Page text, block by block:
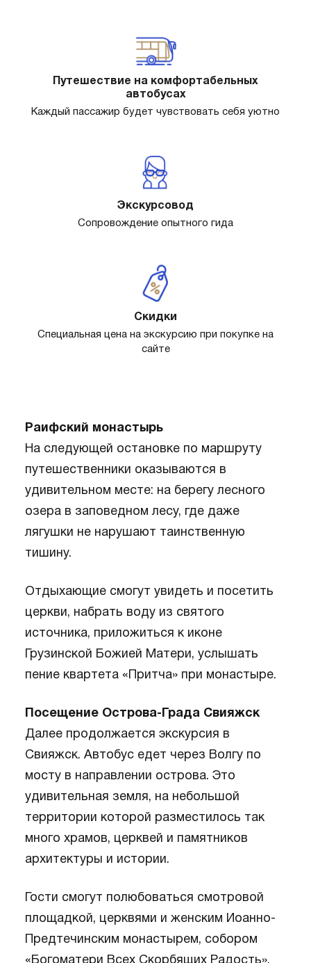
Путешествие на комфортабельных
автобусах
Каждый пассажир будет чувствовать себя уютно
Экскурсовод
Сопровождение опытного гида
Скидки
Специальная цена на экскурсию при покупке на
сайте
Раифский монастырь
На следующей остановке по маршруту
путешественники оказываются в
удивительном месте: на берегу лесного
озера в заповедном лесу, где даже
лягушки не нарушают таинственную
тишину.
Отдыхающие смогут увидеть и посетить
церкви, набрать воду из святого
источника, приложиться к иконе
Грузинской Божией Матери, услышать
пение квартета «Притча» при монастыре.
Посещение Острова-Града Свияжск
Далее продолжается экскурсия в
Свияжск. Автобус едет через Волгу по
мосту в направлении острова. Это
удивительная земля, на небольшой
территории которой разместилось так
много храмов, церквей и памятников
архитектуры и истории.
Гости смогут полюбоваться смотровой
площадкой, церквями и женским Иоанно-
Предтечинским монастырем, собором
«Богоматери Всех Скорбящих Радость».